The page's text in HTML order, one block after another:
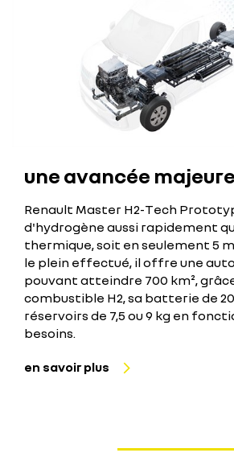
une avancée majeure
Renault Master H2-Tech
d'hydrogène aussi rapidement
thermique, soit en seulement 5
le plein effectué, il offre une
pouvant atteindre 700 km²,
combustible H2, sa batterie de
réservoirs de 7,5 ou 9 kg en
besoins.
en savoir plus